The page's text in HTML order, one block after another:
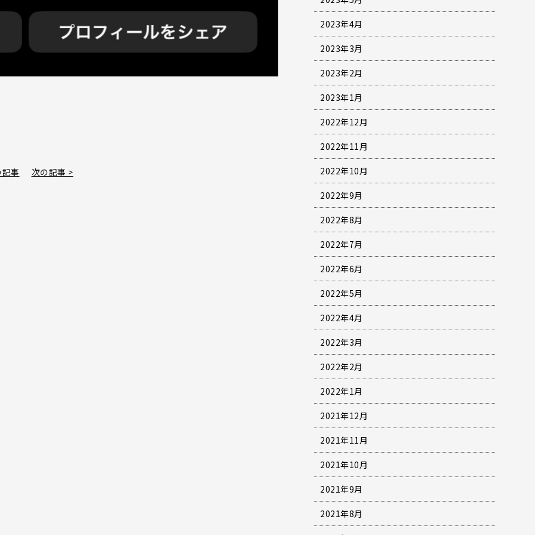
事 次の記事 >
2023年4月
2023年3月
2023年2月
2023年1月
2022年12月
2022年11月
2022年10月
2022年9月
2022年8月
2022年7月
2022年6月
2022年5月
2022年4月
2022年3月
2022年2月
2022年1月
2021年12月
2021年11月
2021年10月
2021年9月
2021年8月